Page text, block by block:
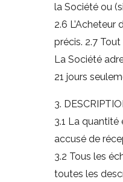
la Société ou
2.6
précis. 2.7
La Société
21 jours
3.
3.1 La
accusé de
3.2 Tous les
toutes les